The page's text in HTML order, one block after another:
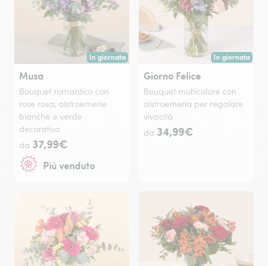
In giornata
Consegna disponibile oggi o in data a tua scelta.
Musa
Bouquet romantico con
rose rosa, alstroemerie
bianche e verde
decorativo
da 37,99€
Più venduto
In giornata
Consegna
Giorno Felice
Bouquet multicolore con
alstroemeria per regalare
vivacità
da 34,99€